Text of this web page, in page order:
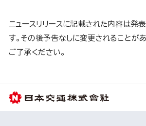
ニュースリリースに記載された内容は発
す。その後予告なしに変更されることが
ご了承ください。